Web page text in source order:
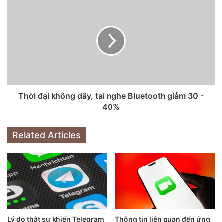
10 với giao diện One UI 2.0, sử dụng chip Exynos 9810 và
sở hữu cụm 3 camera sau 12 MP.
Thời đại không dây, tai nghe Bluetooth giảm 30 -
40%
Related Articles
Lý do thật sự khiến Telegram Thông tin liên quan đến ứng